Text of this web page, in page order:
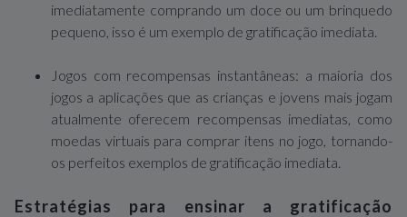
imediatamente comprando um doce ou um brinquedo
pequeno, isso é um exemplo de gratificação imediata.
Jogos com recompensas instantâneas: a maioria dos
jogos a aplicações que as crianças e jovens mais jogam
atualmente oferecem recompensas imediatas, como
moedas virtuais para comprar itens no jogo, tornando-
os perfeitos exemplos de gratificação imediata.
Estratégias para ensinar a gratificação